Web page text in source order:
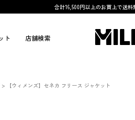
合計16,500円以上のお買上で送
ト 店舗検索
【ウィメンズ】セネカ フリース ジャケット